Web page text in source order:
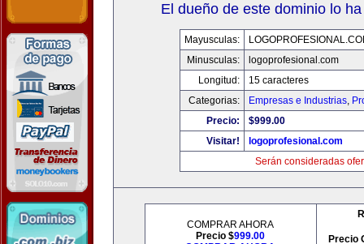
El dueño de este dominio lo
Mayusculas:
Minusculas:
logoprofesional.com
Longitud:
15 caracteres
Categorias:
Empresas e Industrias,
Precio:
$999.00
Visitar!
logoprofesional.com
Serán consideradas
COMPRAR AHORA
Precio $999.00
Precio